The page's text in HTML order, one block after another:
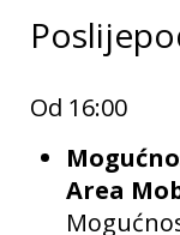
Od 16:00
Area